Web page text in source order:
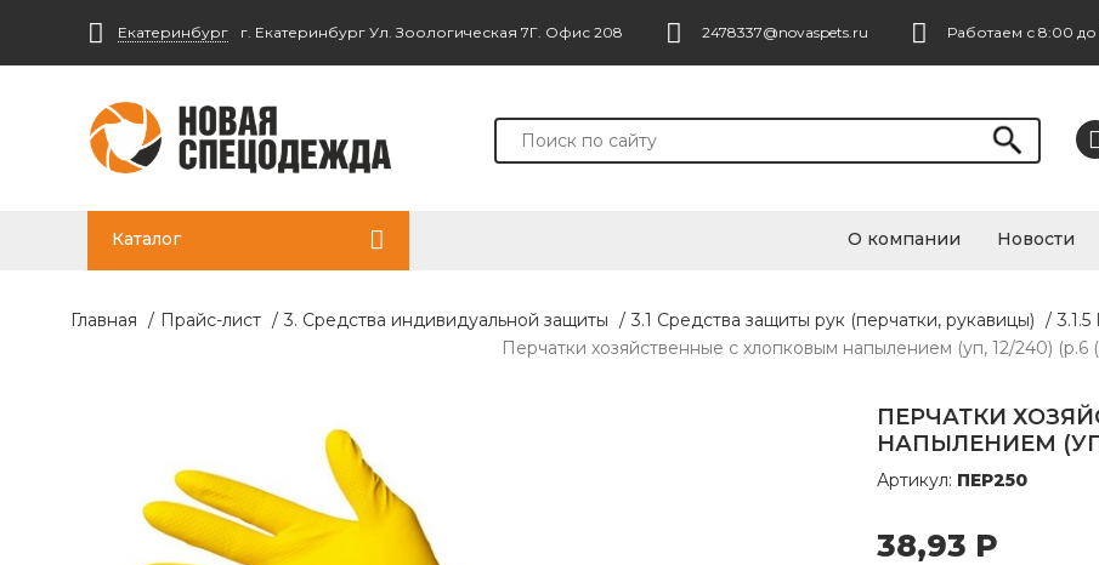
Екатеринбург г. Екатеринбург Ул. Зоологическая 7Г. Офис 208 2478337@novaspets.ru Работаем с 8:00 до
Каталог О компании Новости
Главная / Прайс-лист / 3. Средства индивидуальной защиты / 3.1 Средства защиты рук (перчатки, рукавицы) /
Перчатки хозяйственные с хлопковым напылением (уп, 12/240) (р.6
ПЕРЧАТКИ
НАПЫЛЕНИЕМ (УП,
Артикул: ПЕР250
38,93 Р